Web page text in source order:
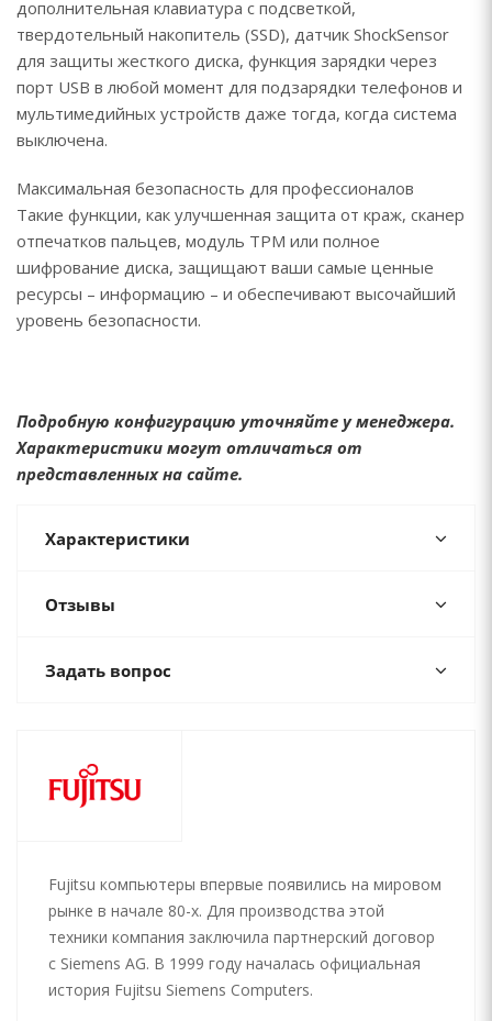
дополнительная клавиатура с подсветкой,
твердотельный накопитель (SSD), датчик ShockSensor
для защиты жесткого диска, функция зарядки через
порт USB в любой момент для подзарядки телефонов и
мультимедийных устройств даже тогда, когда система
выключена.
Максимальная безопасность для профессионалов
Такие функции, как улучшенная защита от краж, сканер
отпечатков пальцев, модуль TPM или полное
шифрование диска, защищают ваши самые ценные
ресурсы – информацию – и обеспечивают высочайший
уровень безопасности.
Подробную конфигурацию уточняйте у менеджера.
Характеристики могут отличаться от
представленных на сайте.
Характеристики
Отзывы
Задать вопрос
Fujitsu компьютеры впервые появились на мировом
рынке в начале 80-х. Для производства этой
техники компания заключила партнерский договор
с Siemens AG. В 1999 году началась официальная
история Fujitsu Siemens Computers.